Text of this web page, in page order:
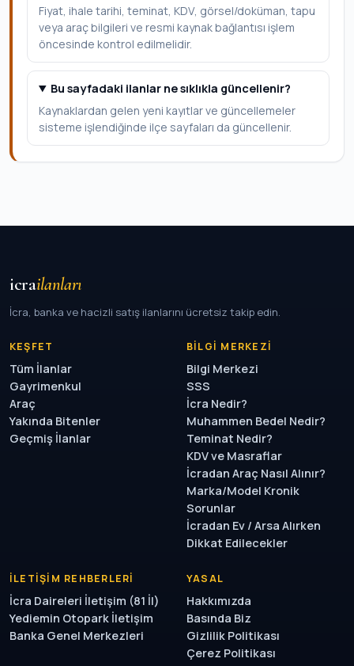
Fiyat, ihale tarihi, teminat, KDV, görsel/doküman, tapu
veya araç bilgileri ve resmi kaynak bağlantısı işlem
öncesinde kontrol edilmelidir.
Bu sayfadaki ilanlar ne sıklıkla güncellenir?
Kaynaklardan gelen yeni kayıtlar ve güncellemeler
sisteme işlendiğinde ilçe sayfaları da güncellenir.
icrailanları
İcra, banka ve hacizli satış ilanlarını ücretsiz takip edin.
KEŞFET
Tüm İlanlar
Gayrimenkul
Araç
Yakında Bitenler
Geçmiş İlanlar
BILGI MERKEZI
Bilgi Merkezi
SSS
İcra Nedir?
Muhammen Bedel Nedir?
Teminat Nedir?
KDV ve Masraflar
İcradan Araç Nasıl Alınır?
Marka/Model Kronik
Sorunlar
İcradan Ev / Arsa Alırken
Dikkat Edilecekler
İLETIŞIM REHBERLERI
İcra Daireleri İletişim (81 İl)
Yediemin Otopark İletişim
Banka Genel Merkezleri
YASAL
Hakkımızda
Basında Biz
Gizlilik Politikası
Çerez Politikası